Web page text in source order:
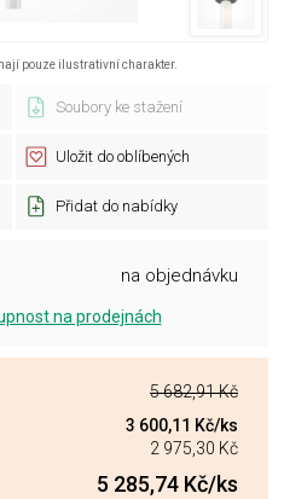
pouze ilustrativní charakter.
Soubory ke stažení
Uložit do oblíbených
Přidat do nabídky
na objednávku
na prodejnách
5 682,91 Kč
3 600,11 Kč/ks
2 975,30 Kč
5 285,74 Kč/ks